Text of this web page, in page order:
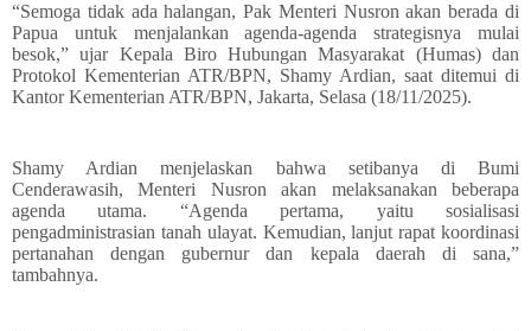
“Semoga tidak ada halangan, Pak Menteri Nusron akan berada di
Papua untuk menjalankan agenda-agenda strategisnya mulai
besok,” ujar Kepala Biro Hubungan Masyarakat (Humas) dan
Protokol Kementerian ATR/BPN, Shamy Ardian, saat ditemui di
Kantor Kementerian ATR/BPN, Jakarta, Selasa (18/11/2025).
Shamy Ardian menjelaskan bahwa setibanya di Bumi
Cenderawasih, Menteri Nusron akan melaksanakan beberapa
agenda utama. “Agenda pertama, yaitu sosialisasi
pengadministrasian tanah ulayat. Kemudian, lanjut rapat koordinasi
pertanahan dengan gubernur dan kepala daerah di sana,”
tambahnya.